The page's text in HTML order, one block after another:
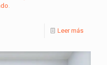
.
Leer más